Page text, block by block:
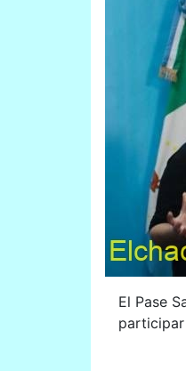
El Pase